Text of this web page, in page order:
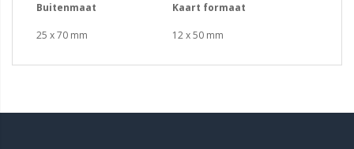
Buitenmaat Kaart formaat
25 x 70 mm 12 x 50 mm